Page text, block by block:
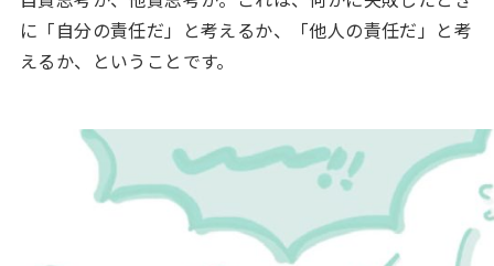
に「自分の責任だ」と考えるか、「他人の責任だ」と考
えるか、ということです。